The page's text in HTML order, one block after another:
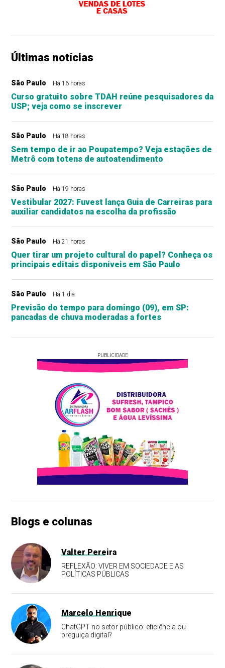
Últimas notícias
São Paulo Há 16 horas
Curso gratuito sobre TDAH reúne pesquisadores da
USP; veja como se inscrever
São Paulo Há 18 horas
Sem tempo de ir ao Poupatempo? Veja estações de
Metrô com totens de autoatendimento
São Paulo Há 19 horas
Vestibular 2027: Fuvest lança Guia de Carreiras para
auxiliar candidatos na escolha da profissão
São Paulo Há 21 horas
Quer tirar um projeto cultural do papel? Conheça os
principais editais disponíveis em São Paulo
São Paulo Há 1 dia
Previsão do tempo para domingo (09), em SP:
pancadas de chuva moderadas a fortes
PUBLICIDADE
Blogs e colunas
Valter Pereira
REFLEXÃO: VIVER EM SOCIEDADE E AS
POLÍTICAS PÚBLICAS
Marcelo Henrique
ChatGPT no setor público: eficiência ou
preguiça digital?